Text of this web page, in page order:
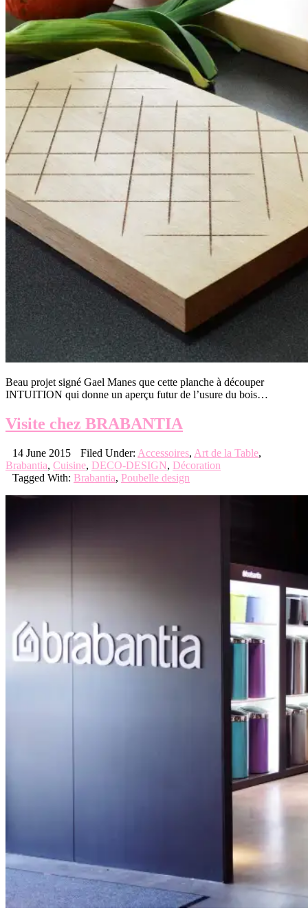
Beau projet signé Gael Manes que cette planche à découper
INTUITION qui donne un aperçu futur de l’usure du bois…
Visite chez BRABANTIA
14 June 2015 Filed Under: Accessoires, Art de la Table,
Brabantia, Cuisine, DECO-DESIGN, Décoration
Tagged With: Brabantia, Poubelle design